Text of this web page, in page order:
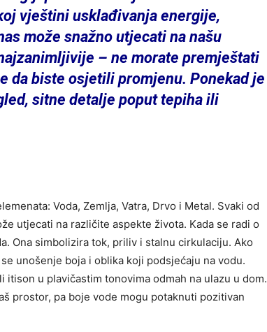
vještini usklađivanja energije,
može snažno utjecati na našu
– ne morate premještati
da biste osjetili promjenu. Ponekad je
sitne detalje poput tepiha ili
Voda, Zemlja, Vatra, Drvo i Metal. Svaki od
utjecati na različite aspekte života. Kada se radi o
Ona simbolizira tok, priliv i stalnu cirkulaciju. Ako
unošenje boja i oblika koji podsjećaju na vodu.
u plavičastim tonovima odmah na ulazu u dom.
prostor, pa boje vode mogu potaknuti pozitivan